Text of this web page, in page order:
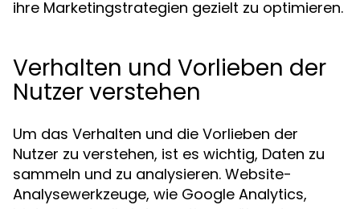
ihre Marketingstrategien gezielt zu optimieren.
Verhalten und Vorlieben der
Nutzer verstehen
Um das Verhalten und die Vorlieben der
Nutzer zu verstehen, ist es wichtig, Daten zu
sammeln und zu analysieren. Website-
Analysewerkzeuge, wie Google Analytics,